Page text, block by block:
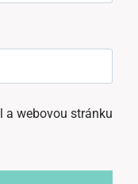
a webovou stránku